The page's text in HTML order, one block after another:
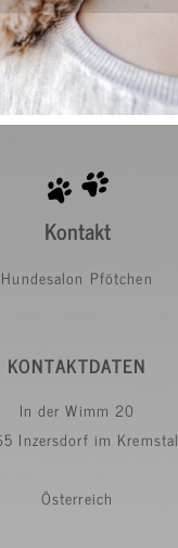
Kontakt
Hundesalon Pfötchen
KONTAKTDATEN
In der Wimm 20
Inzersdorf im Kremstal
Österreich